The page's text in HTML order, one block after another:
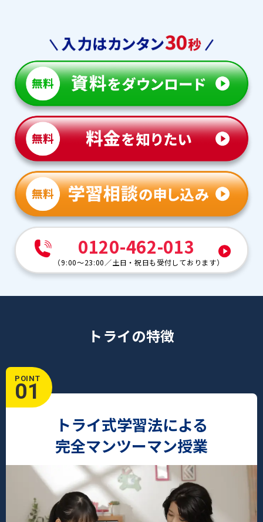
0120-462-013
（9:00～23:00 ／土日・祝日も受付しております）
トライの特徴
POINT
01
トライ式学習法による
完全マンツーマン授業